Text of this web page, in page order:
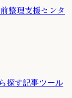
整理支援センタ
探す記事ツール